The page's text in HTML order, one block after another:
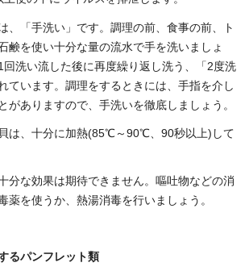
、「手洗い」です。調理の前、食事の前、ト
鹸を使い十分な量の流水で手を洗いましょ
回洗い流した後に再度繰り返し洗う、「2度洗
ています。調理をするときには、手指を介し
がありますので、手洗いを徹底しましょう。
は、十分に加熱(85℃～90℃、90秒以上)して
分な効果は期待できません。嘔吐物などの消
薬を使うか、熱湯消毒を行いましょう。
るパンフレット類